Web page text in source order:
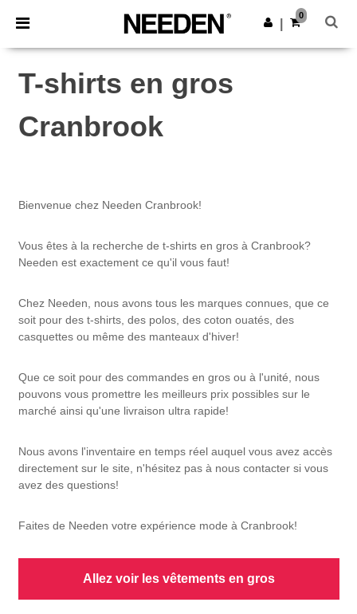
× Appli Needen
Meilleurs prix sur l’app !
Obtenir l'appli
0
T-shirts en gros
Cranbrook
Bienvenue chez Needen Cranbrook!
Vous êtes à la recherche de t-shirts en gros à Cranbrook?
Needen est exactement ce qu'il vous faut!
Chez Needen, nous avons tous les marques connues, que ce
soit pour des t-shirts, des polos, des coton ouatés, des
casquettes ou même des manteaux d'hiver!
Que ce soit pour des commandes en gros ou à l'unité, nous
pouvons vous promettre les meilleurs prix possibles sur le
marché ainsi qu'une livraison ultra rapide!
Nous avons l'inventaire en temps réel auquel vous avez accès
directement sur le site, n'hésitez pas à nous contacter si vous
avez des questions!
Faites de Needen votre expérience mode à Cranbrook!
Allez voir les vêtements en gros